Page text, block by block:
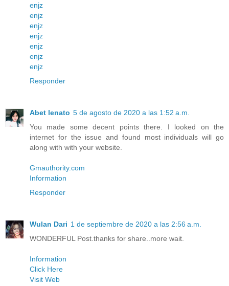
enjz
enjz
enjz
enjz
enjz
enjz
enjz
Responder
Abet lenato 5 de agosto de 2020 a las 1:52 a.m.
You made some decent points there. I looked on the
internet for the issue and found most individuals will go
along with with your website.
Gmauthority.com
Information
Responder
Wulan Dari 1 de septiembre de 2020 a las 2:56 a.m.
WONDERFUL Post.thanks for share..more wait.
Information
Click Here
Visit Web